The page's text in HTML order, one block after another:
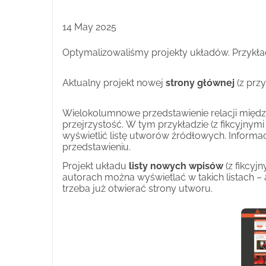
było dostępne dla wszystkich miłośników
skarbowym. Aby to zrobić, powinniście
najmniejsza, się liczy!
muzycznych.
Poniższe zdjęcia pokazują układ planowanej
14 May 2025
Optymalizowaliśmy projekty układów.
Aktualny projekt nowej strony głównej (z
Wielokolumnowe przedstawienie relacji
przejrzystość. W tym przykładzie (z
wyświetlić listę utworów źródłowych.
przedstawieniu.
Projekt układu listy nowych wpisów(z
autorach można wyświetlać w takich listach
trzeba już otwierać strony utworu.